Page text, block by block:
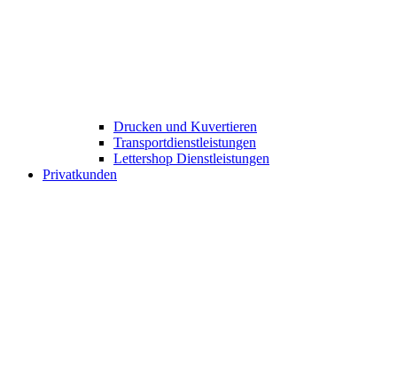
Drucken und Kuvertieren​
Transportdienstleistungen
Lettershop Dienstleistungen​
Privatkunden